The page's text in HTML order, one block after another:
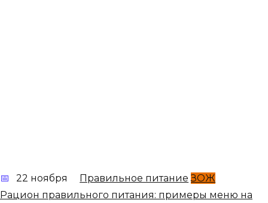
22 ноября Правильное питание ЗОЖ
Рацион правильного питания: примеры меню на